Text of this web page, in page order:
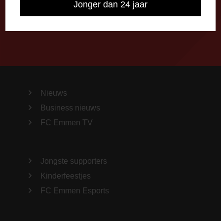
Jonger dan 24 jaar
Importeer alle wedstrijden in je agenda!
Nieuws
Business nieuws
FC Emmen TV
Jongste supporters
Kinderfeestjes
FC Emmen Esports